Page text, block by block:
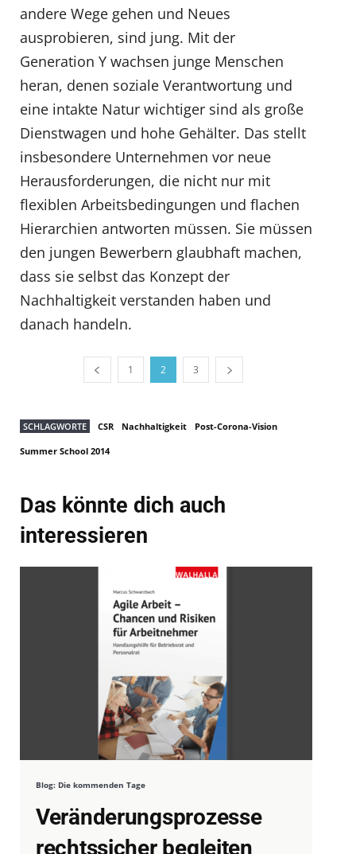
andere Wege gehen und Neues
ausprobieren, sind jung. Mit der
Generation Y wachsen junge Menschen
heran, denen soziale Verantwortung und
eine intakte Natur wichtiger sind als große
Dienstwagen und hohe Gehälter. Das stellt
insbesondere Unternehmen vor neue
Herausforderungen, die nicht nur mit
flexiblen Arbeitsbedingungen und flachen
Hierarchien antworten müssen. Sie müssen
den jungen Bewerbern glaubhaft machen,
dass sie selbst das Konzept der
Nachhaltigkeit verstanden haben und
danach handeln.
1 2 3
SCHLAGWORTE CSR Nachhaltigkeit Post-Corona-Vision
Summer School 2014
Das könnte dich auch
interessieren
Blog: Die kommenden Tage
Veränderungsprozesse
rechtssicher begleiten